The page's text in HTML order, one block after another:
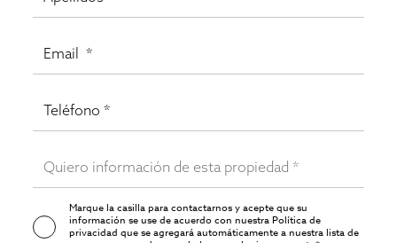
Marque la casilla para contactarnos y acepte que su
información se use de acuerdo con nuestraPolítica de
privacidadque se agregará automáticamente a nuestra lista de